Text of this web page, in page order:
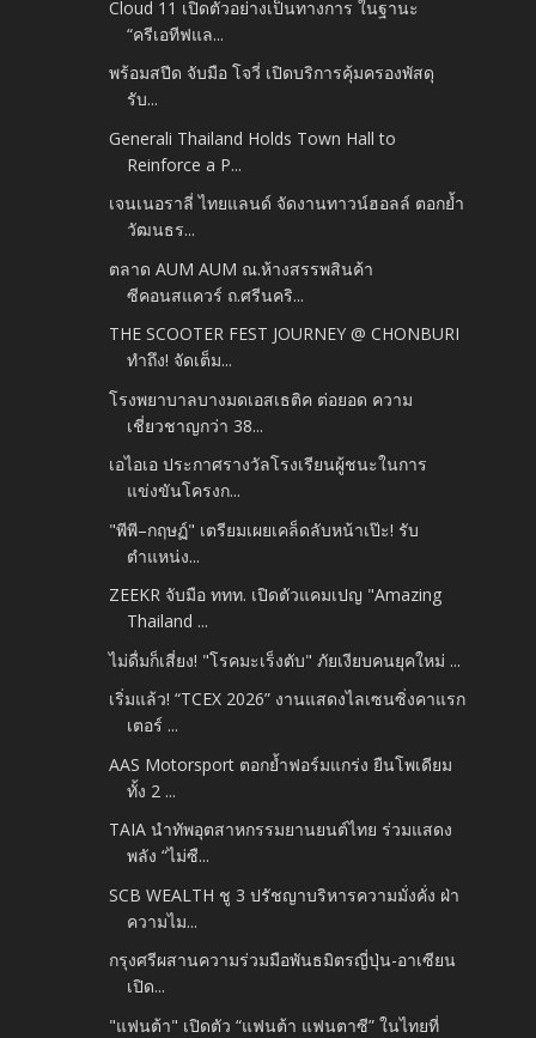
Cloud 11 เปิดตัวอย่างเป็นทางการ ในฐานะ
“ครีเอทีฟแล...
พร้อมสปีด จับมือ โจวี่ เปิดบริการคุ้มครองพัสดุ
รับ...
Generali Thailand Holds Town Hall to
Reinforce a P...
เจนเนอราลี่ ไทยแลนด์ จัดงานทาวน์ฮอลล์ ตอกย้ำ
วัฒนธร...
ตลาด AUM AUM ณ.ห้างสรรพสินค้า
ซีคอนสแควร์ ถ.ศรีนคริ...
THE SCOOTER FEST JOURNEY @ CHONBURI
ทำถึง! จัดเต็ม...
โรงพยาบาลบางมดเอสเธติค ต่อยอด ความ
เชี่ยวชาญกว่า 38...
เอไอเอ ประกาศรางวัลโรงเรียนผู้ชนะในการ
แข่งขันโครงก...
"พีพี–กฤษฏ์" เตรียมเผยเคล็ดลับหน้าเป๊ะ! รับ
ตำแหน่ง...
ZEEKR จับมือ ททท. เปิดตัวแคมเปญ "Amazing
Thailand ...
ไม่ดื่มก็เสี่ยง! "โรคมะเร็งตับ" ภัยเงียบคนยุคใหม่ ...
เริ่มแล้ว! “TCEX 2026” งานแสดงไลเซนซิ่งคาแรก
เตอร์ ...
AAS Motorsport ตอกย้ำฟอร์มแกร่ง ยืนโพเดียม
ทั้ง 2 ...
TAIA นำทัพอุตสาหกรรมยานยนต์ไทย ร่วมแสดง
พลัง “ไม่ซื...
SCB WEALTH ชู 3 ปรัชญาบริหารความมั่งคั่ง ฝ่า
ความไม...
กรุงศรีผสานความร่วมมือพันธมิตรญี่ปุ่น-อาเซียน
เปิด...
"แฟนต้า" เปิดตัว “แฟนต้า แฟนตาซี” ในไทยที่